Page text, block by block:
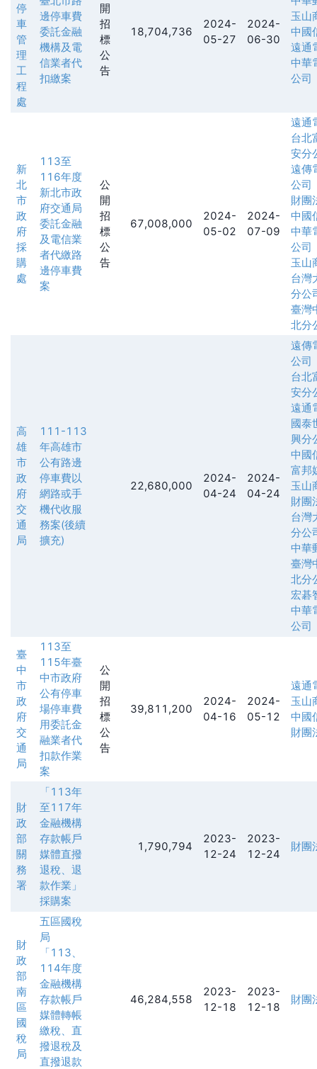
停
車
管
理
工
程
處
邊停車費
委託金融
機構及電
信業者代
扣繳案
開
招
標
公
告
18,704,736
2024-
05-27
2024-
06-30
玉山
中國
遠通
中華
公司
新
北
市
政
府
採
購
處
113至
116年度
新北市政
府交通局
委託金融
及電信業
者代繳路
邊停車費
案
公
開
招
標
公
告
67,008,000
2024-
05-02
2024-
07-09
遠通
台北
安分
遠傳
公司
財團
中國
中華
公司
玉山
台灣
分公
臺灣
北分
高
雄
市
政
府
交
通
局
111-113
年高雄市
公有路邊
停車費以
網路或手
機代收服
務案(後續
擴充)
22,680,000
2024-
04-24
2024-
04-24
遠傳
公司
台北
安分
遠通
國泰
興分
中國
富邦
玉山
財團
台灣
分公
中華
臺灣
北分
宏碁
中華
公司
臺
中
市
政
府
交
通
局
113至
115年臺
中市政府
公有停車
場停車費
用委託金
融業者代
扣款作業
案
公
開
招
標
公
告
39,811,200
2024-
04-16
2024-
05-12
遠通
玉山
中國
財團
財
政
部
關
務
署
「113年
至117年
金融機構
存款帳戶
媒體直撥
退稅、退
款作業」
採購案
1,790,794
2023-
12-24
2023-
12-24
財團
財
政
部
南
區
國
稅
局
五區國稅
局
「113、
114年度
金融機構
存款帳戶
媒體轉帳
繳稅、直
撥退稅及
直撥退款
46,284,558
2023-
12-18
2023-
12-18
財團